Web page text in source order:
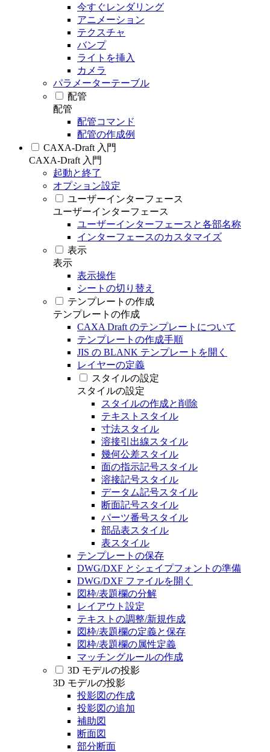
今すぐレンダリング
アニメーション
テクスチャ
バンプ
ライトを挿入
カメラ
パラメーターテーブル
配管
配管
配管コマンド
配管の作成例
CAXA-Draft 入門
CAXA-Draft 入門
起動と終了
オプション設定
ユーザーインターフェース
ユーザーインターフェース
ユーザーインターフェースと各部名称
インターフェースのカスタマイズ
表示
表示
表示操作
シートの切り替え
テンプレートの作成
テンプレートの作成
CAXA Draft のテンプレートについて
テンプレートの作成手順
JIS の BLANK テンプレートを開く
レイヤーの定義
スタイルの設定
スタイルの設定
スタイルの作成と削除
テキストスタイル
寸法スタイル
溶接引出線スタイル
幾何公差スタイル
面の指示記号スタイル
溶接記号スタイル
データム記号スタイル
断面記号スタイル
パーツ番号スタイル
部品表スタイル
表スタイル
テンプレートの保存
DWG/DXF とシェイプフォントの準備
DWG/DXF ファイルを開く
図枠/表題欄の分解
レイアウト設定
テキストの調整/新規作成
図枠/表題欄の定義と保存
図枠/表題欄の属性定義
マッチングルールの作成
3D モデルの投影
3D モデルの投影
投影図の作成
投影図の追加
補助図
断面図
部分断面